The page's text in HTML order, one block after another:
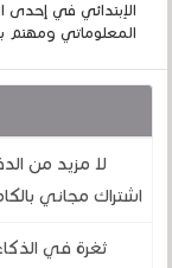
الإبتدائي في إحدى
المعلوماتي ومهتم
لا مزيد من
اشتراك مجاني
ثغرة في